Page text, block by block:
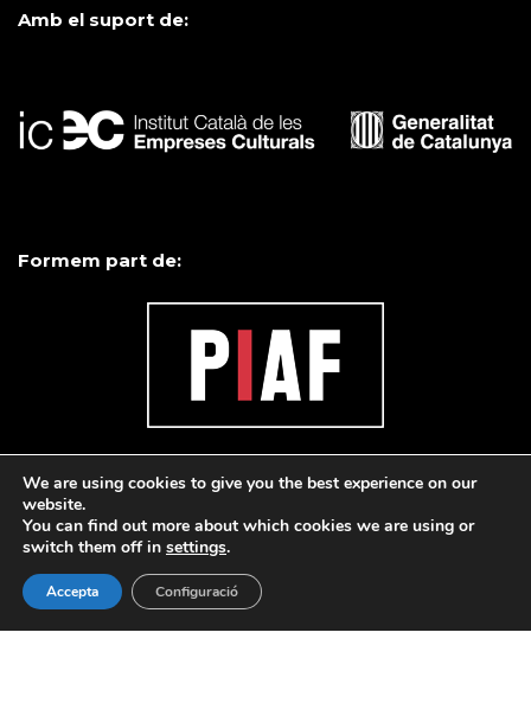
Amb el suport de:
Formem part de:
We are using cookies to give you the best experience on our
website.
You can find out more about which cookies we are using or
switch them off in settings.
Accepta Configuració